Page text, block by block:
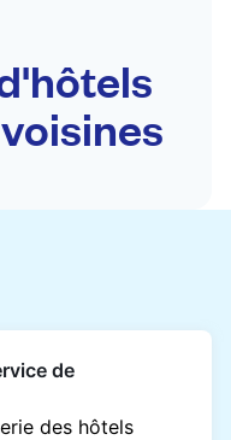
de
des hôtels